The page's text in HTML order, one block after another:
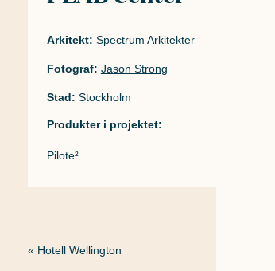
Arkitekt: Spectrum Arkitekter
Fotograf: Jason Strong
Stad: Stockholm
Produkter i projektet:
Pilote²
« Hotell Wellington